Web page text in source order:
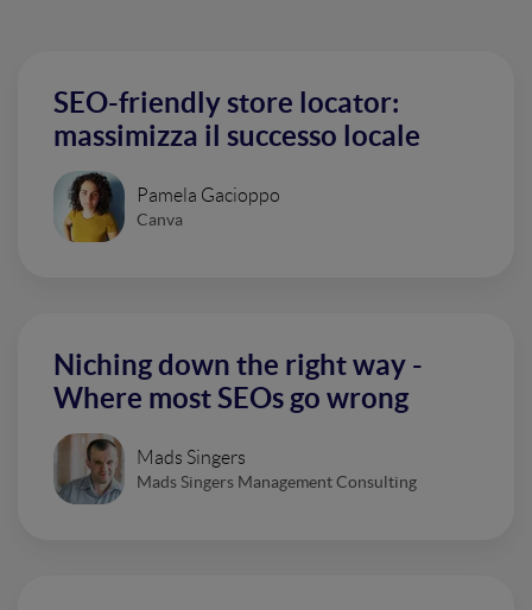
SEO-friendly store locator:
massimizza il successo locale
Pamela Gacioppo
Canva
Niching down the right way -
Where most SEOs go wrong
Mads Singers
Mads Singers Management Consulting